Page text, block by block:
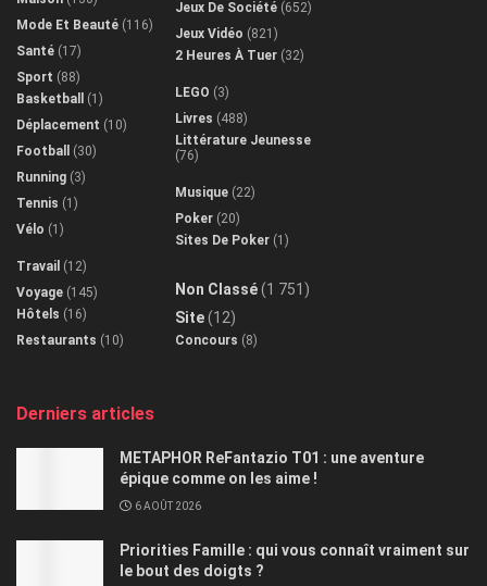
Mode Et Beauté (116)
Santé (17)
Sport (88)
Basketball
(1)
Déplacement (10)
Football
(30)
Running (3)
Tennis (1)
Vélo (1)
Travail (12)
Voyage (145)
Hôtels (16)
Restaurants (10)
Jeux De Société (652)
Jeux Vidéo (821)
2 Heures À Tuer (32)
LEGO (3)
Livres (488)
Littérature Jeunesse
(76)
Musique (22)
Poker (20)
Sites De Poker (1)
Non Classé(1 751)
Site(12)
Concours (8)
Derniers articles
METAPHOR ReFantazio T01 : une aventure
épique comme on les aime !
6 AOÛT 2026
Priorities Famille : qui vous connaît vraiment sur
le bout des doigts ?